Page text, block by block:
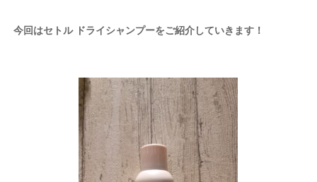
今回はセトル ドライシャンプーをご紹介していきます！